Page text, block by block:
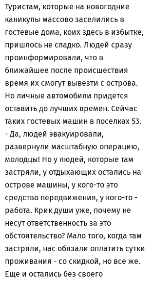
Туристам, которые на новогодние
каникулы массово заселились в
гостевые дома, коих здесь в избытке,
пришлось не сладко. Людей сразу
проинформировали, что в
ближайшее после происшествия
время их смогут вывезти с острова.
Но личные автомобили придется
оставить до лучших времен. Сейчас
таких гостевых машин в поселках 53.
- Да, людей эвакуировали,
развернули масштабную операцию,
молодцы! Но у людей, которые там
застряли, у отдыхающих остались на
острове машины, у кого-то это
средство передвижения, у кого-то -
работа. Крик души уже, почему не
несут ответственность за это
обстоятельство? Мало того, когда там
застряли, нас обязали оплатить сутки
проживания - со скидкой, но все же.
Еще и остались без своего